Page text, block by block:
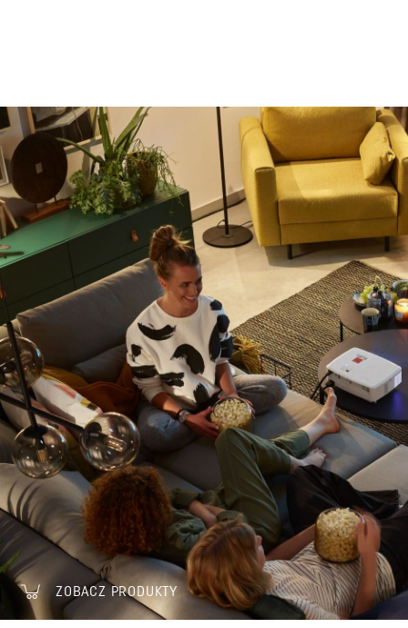
ZOBACZ PRODUKTY